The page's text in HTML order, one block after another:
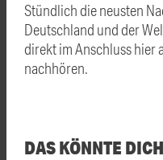
Stündlich die neusten
Deutschland und der
direkt im Anschluss hier
nachhören.
DAS KÖNNTE